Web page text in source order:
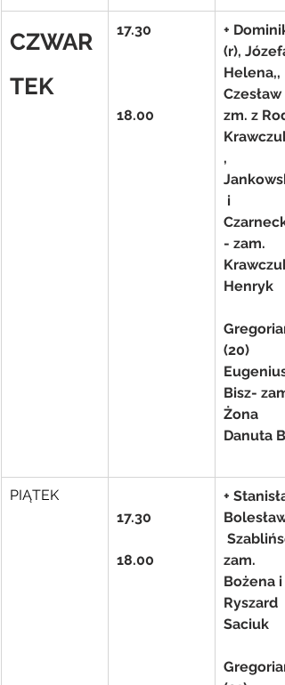
CZWAR
TEK
17.30
18.00
+ Dominik
(r),
Helena,,
Czesław i
zm. z
,
i
- zam.
Krawczuk
Henryk
(20)
Bisz-
Żona
Danuta
PIĄTEK
17.30
18.00
+
zam.
Bożena i
Ryszard
Saciuk